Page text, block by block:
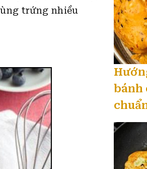
trứng nhiều
bánh
2026